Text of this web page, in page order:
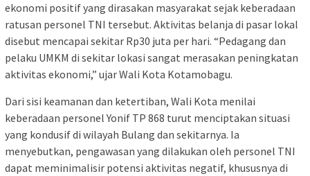
ekonomi positif yang dirasakan masyarakat sejak keberadaan
ratusan personel TNI tersebut. Aktivitas belanja di pasar lokal
disebut mencapai sekitar Rp30 juta per hari. “Pedagang dan
pelaku UMKM di sekitar lokasi sangat merasakan peningkatan
aktivitas ekonomi,” ujar Wali Kota Kotamobagu.
Dari sisi keamanan dan ketertiban, Wali Kota menilai
keberadaan personel Yonif TP 868 turut menciptakan situasi
yang kondusif di wilayah Bulang dan sekitarnya. Ia
menyebutkan, pengawasan yang dilakukan oleh personel TNI
dapat meminimalisir potensi aktivitas negatif, khususnya di